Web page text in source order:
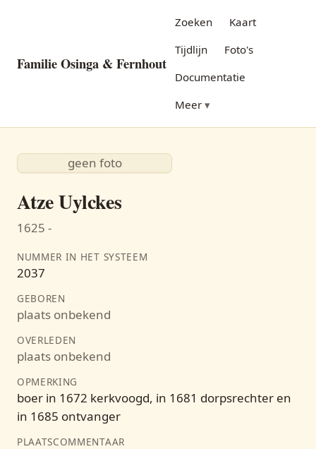
Familie Osinga & Fernhout
Zoeken
Kaart
Tijdlijn
Foto's
Documentatie
Meer
geen foto
Atze Uylckes
1625 -
NUMMER IN HET SYSTEEM
2037
GEBOREN
plaats onbekend
OVERLEDEN
plaats onbekend
OPMERKING
boer in 1672 kerkvoogd, in 1681 dorpsrechter en
in 1685 ontvanger
PLAATSCOMMENTAAR